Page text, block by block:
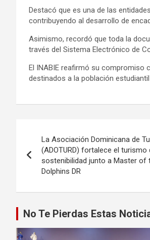
Destacó que es una de las
contribuyendo al desarrollo de
Asimismo, recordó que toda la
través del Sistema Electrónico de
El INABIE reafirmó su compromiso
destinados a la población
de
entradas
La Asociación Dominicana de
(ADOTURD) fortalece el turismo
sostenibilidad junto a Master of
Dolphins DR
No Te Pierdas Estas